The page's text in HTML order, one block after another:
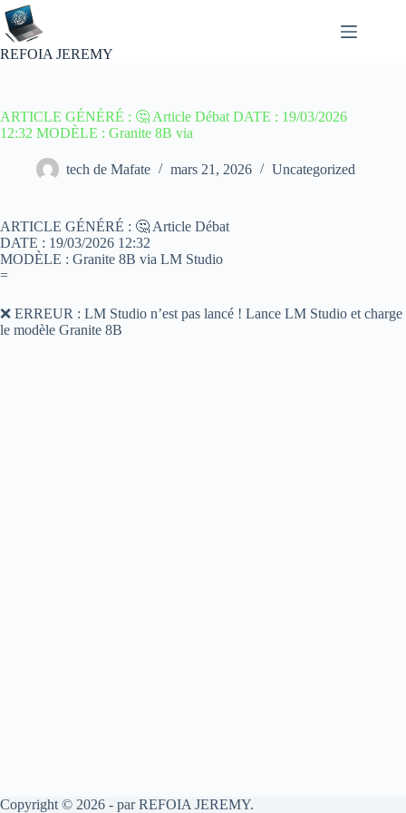
Passer
au
contenu
REFOIA JEREMY
ARTICLE GÉNÉRÉ : 🤔 Article Débat DATE : 19/03/2026
12:32 MODÈLE : Granite 8B via
tech de Mafate mars 21, 2026 Uncategorized
ARTICLE GÉNÉRÉ : 🤔 Article Débat
DATE : 19/03/2026 12:32
MODÈLE : Granite 8B via LM Studio
=
❌ ERREUR : LM Studio n’est pas lancé ! Lance LM Studio et charge
le modèle Granite 8B
Copyright © 2026 - par REFOIA JEREMY.